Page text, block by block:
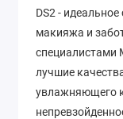
DS2 -
макияжа и
специалистами
лучшие
увлажняющего